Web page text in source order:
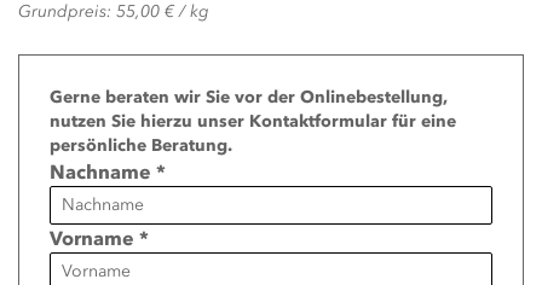
Grundpreis: 55,00 € / kg
Page
Gerne beraten wir Sie vor der Onlinebestellung,
nutzen Sie hierzu unser Kontaktformular für eine
persönliche Beratung.
Nachname *
Vorname *